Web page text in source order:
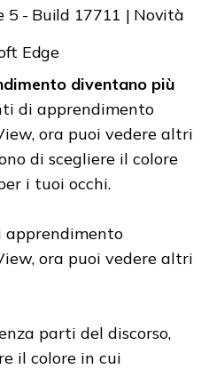
5 - Build 17711 | Novità
Edge
diventano più
di apprendimento
ora puoi vedere altri
di scegliere il colore
i tuoi occhi.
parti del discorso,
il colore in cui